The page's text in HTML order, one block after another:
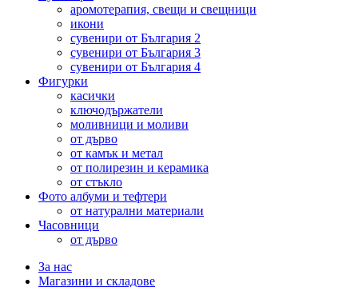
аромотерапия, свещи и свещници
икони
сувенири от България 2
сувенири от България 3
сувенири от България 4
Фигурки
касички
ключодържатели
моливници и моливи
от дърво
от камък и метал
от полирезин и керамика
от стъкло
Фото албуми и тефтери
от натурални материали
Часовници
от дърво
За нас
Магазини и складове